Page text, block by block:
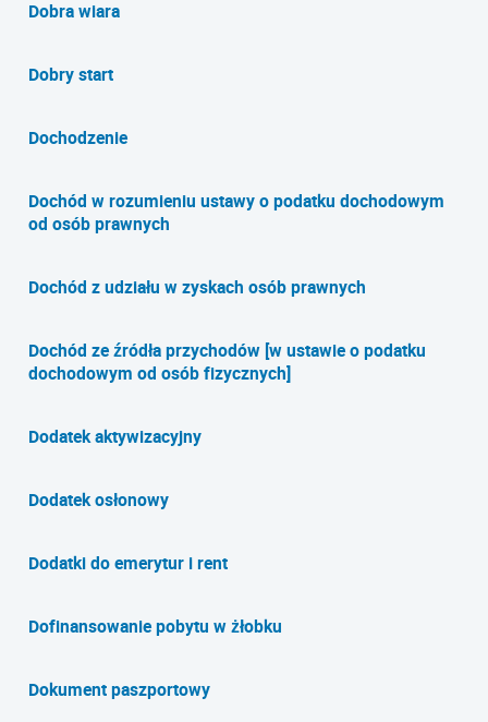
Dobra wiara
Dobry start
Dochodzenie
Dochód w rozumieniu ustawy o podatku dochodowym
od osób prawnych
Dochód z udziału w zyskach osób prawnych
Dochód ze źródła przychodów [w ustawie o podatku
dochodowym od osób fizycznych]
Dodatek aktywizacyjny
Dodatek osłonowy
Dodatki do emerytur i rent
Dofinansowanie pobytu w żłobku
Dokument paszportowy